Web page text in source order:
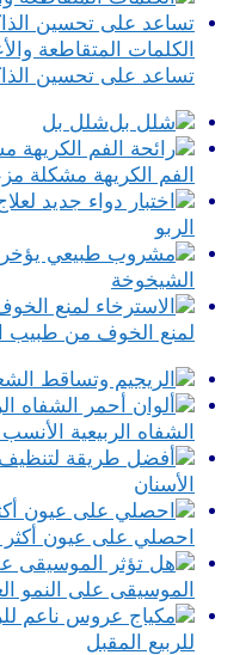
الكلمات المتقاطعة
تساعد على تحسين
شلل بل
الفم الكريهة مشكلة
الربو
الشيخوخة
لمنع الخوف من طبيب
الشفاه الربيعية
الأسنان
احصلي على عيون أكثر
الموسيقى على النمو
للربيع المقبل